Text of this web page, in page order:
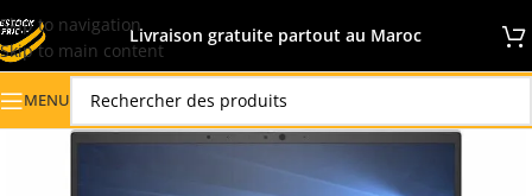
Skip to navigation
Skip to main content
Livraison gratuite partout au Maroc
MENU